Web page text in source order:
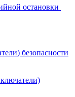
остановки
безопасности